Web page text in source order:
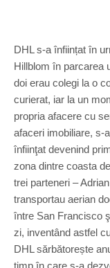
DHL s-a înființat în
Hillblom în parcarea
doi erau colegi la o
curierat, iar la un
propria afacere cu
afaceri imobiliare, s-
înfiinţat devenind
zona dintre coasta
trei parteneri –
transportau aerian
între San Francisco
zi, inventând astfel
DHL sărbătorește
timp în care s-a